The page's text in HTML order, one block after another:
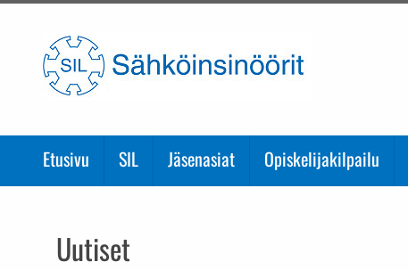
Etusivu SIL Jäsenasiat Opiskelijakilpailu
Uutiset